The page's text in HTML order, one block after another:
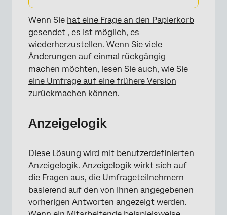
Wenn Sie hat eine Frage an den Papierkorb
gesendet , es ist möglich, es
wiederherzustellen. Wenn Sie viele
Änderungen auf einmal rückgängig
machen möchten, lesen Sie auch, wie Sie
eine Umfrage auf eine frühere Version
zurückmachen können.
Anzeigelogik
Diese Lösung wird mit benutzerdefinierten
Anzeigelogik. Anzeigelogik wirkt sich auf
die Fragen aus, die Umfrageteilnehmern
basierend auf den von ihnen angegebenen
vorherigen Antworten angezeigt werden.